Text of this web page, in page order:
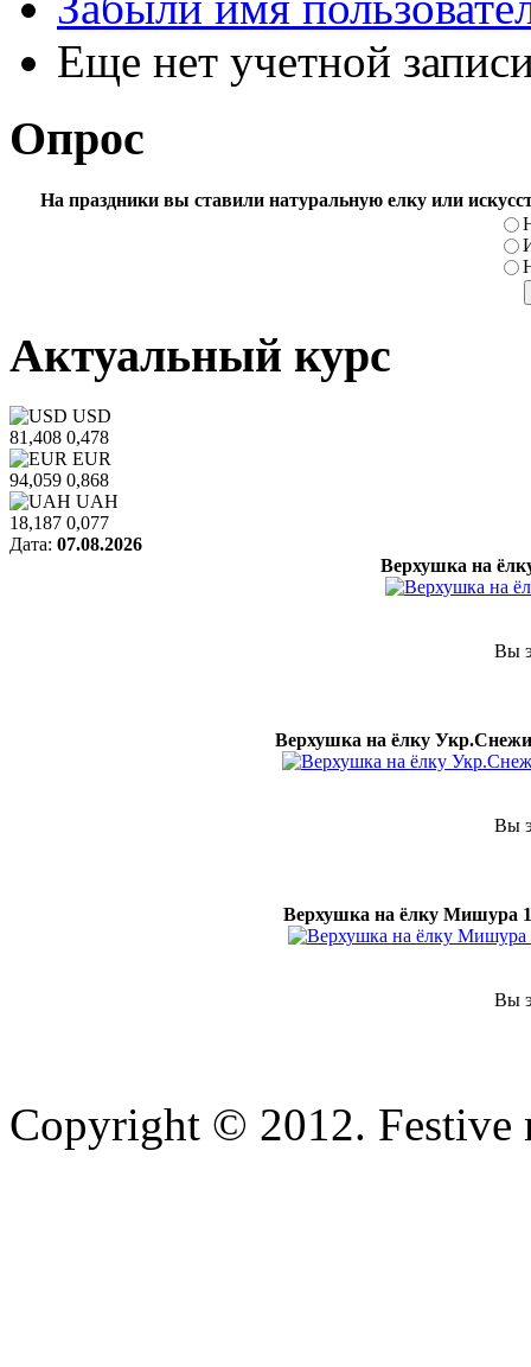
Еще нет учетной
Опрос
На праздники вы ставили натуральную елку или
Актуальный курс
USD
81,408 0,478
EUR
94,059 0,868
UAH
18,187 0,077
Дата: 07.08.2026
Верхушка на
Вы
Верхушка на ёлку
Вы
Верхушка на ёлку Мишура
Вы
Copyright © 2012. Festive